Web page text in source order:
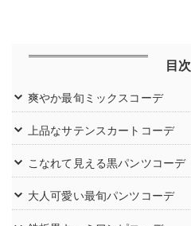
目次
爽やか最旬ミックスコーデ
上品なサテンスカートコーデ
こなれて見える黒パンツコーデ
大人可愛い最旬パンツコーデ